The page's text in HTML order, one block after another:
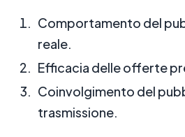
Comportamento del
reale.
Efficacia delle offerte
Coinvolgimento del
trasmissione.